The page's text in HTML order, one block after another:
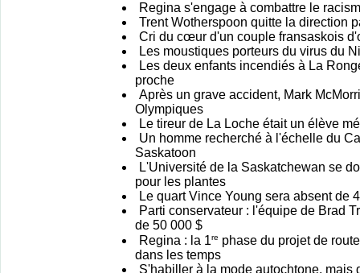
Regina s'engage à combattre le
Trent Wotherspoon quitte la direction
Cri du cœur d'un couple fransaskois
Les moustiques porteurs du virus du
Les deux enfants incendiés à La
proche
Après un grave accident, Mark
Olympiques
Le tireur de La Loche était un élève
Un homme recherché à l'échelle du
Saskatoon
L'Université de la Saskatchewan se
pour les plantes
Le quart Vince Young sera absent de
Parti conservateur : l'équipe de Brad
de 50 000 $
Regina : la 1re phase du projet de
dans les temps
S'habiller à la mode autochtone, mais